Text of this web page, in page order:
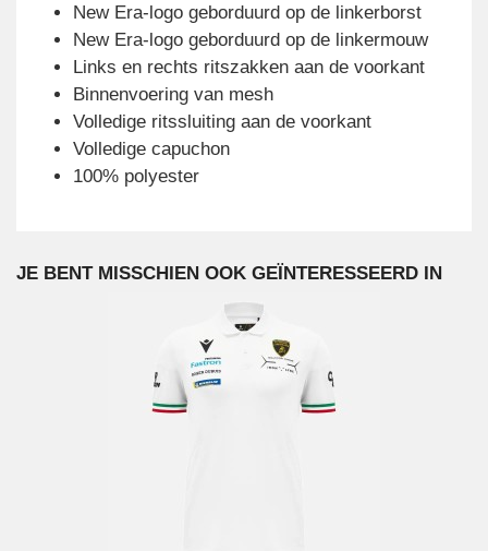
New Era-logo geborduurd op de linkerborst
New Era-logo geborduurd op de linkermouw
Links en rechts ritszakken aan de voorkant
Binnenvoering van mesh
Volledige ritssluiting aan de voorkant
Volledige capuchon
100% polyester
JE BENT MISSCHIEN OOK GEÏNTERESSEERD IN